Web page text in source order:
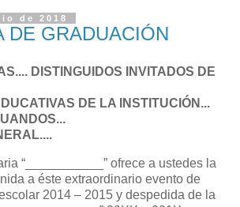
de 2018
DE GRADUACIÓN
DISTINGUIDOS INVITADOS DE
DE LA INSTITUCIÓN...
“___________” ofrece a ustedes la
a éste extraordinario evento de
2014 – 2015 y despedida de la